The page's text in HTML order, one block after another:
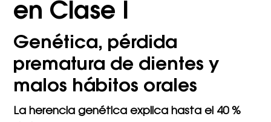
en Clase I
Genética, pérdida
prematura de dientes y
malos hábitos orales
La herencia genética explica hasta el 40 %